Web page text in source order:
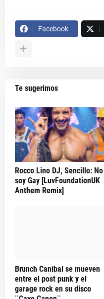
Facebook
Te sugerimos
Rocco Lino DJ, Sencillo: No
soy Gay [LuvFoundationUK
Anthem Remix]
Brunch Caníbal se mueven
entre el post punk y el
garage rock en su disco